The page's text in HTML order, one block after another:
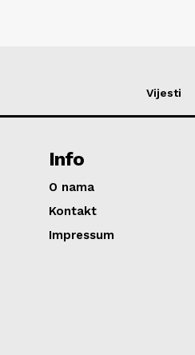
Vijesti
Info
O nama
Kontakt
Impressum